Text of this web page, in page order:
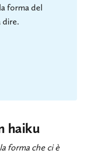
forma del
dire.
haiku
forma che ci è